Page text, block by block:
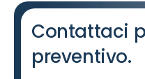
Contattaci
preventivo.